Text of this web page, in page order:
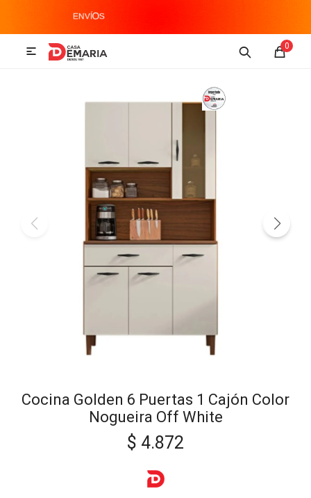
0

Cocina Golden 6 Puertas 1 Cajón Color
Nogueira Off White
$ 4.872
Imagen y Sonido Hogar